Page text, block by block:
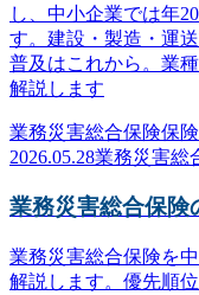
し、中小企業では年
す。建設・製造・運
普及はこれから。業
解説します
業務災害総合保険保
2026.05.28業務災害総
業務災害総合保険
業務災害総合保険を
解説します。優先順